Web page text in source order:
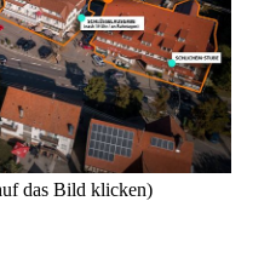
das Bild klicken)